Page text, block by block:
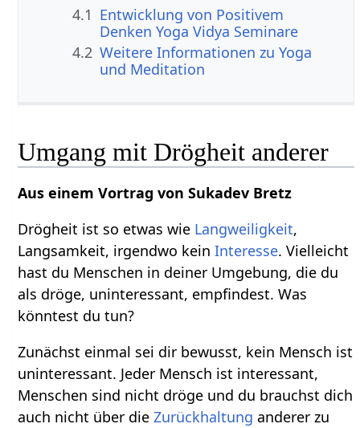
4.1 Entwicklung von Positivem
Denken Yoga Vidya Seminare
4.2 Weitere Informationen zu Yoga
und Meditation
Umgang mit Drögheit anderer
Aus einem Vortrag von Sukadev Bretz
Drögheit ist so etwas wie Langweiligkeit,
Langsamkeit, irgendwo keinInteresse. Vielleicht
hast du Menschen in deiner Umgebung, die du
als dröge, uninteressant, empfindest. Was
könntest du tun?
Zunächst einmal sei dir bewusst, kein Mensch ist
uninteressant. Jeder Mensch ist interessant,
Menschen sind nicht dröge und du brauchst dich
auch nicht über dieZurückhaltung anderer zu